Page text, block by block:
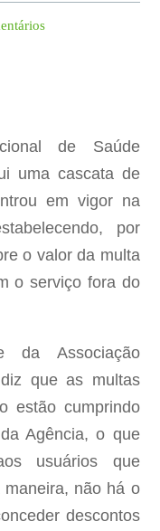
de Saúde
uma cascata de
em vigor na
por
o valor da multa
o serviço fora do
da Associação
que as multas
estão cumprindo
Agência, o que
usuários que
maneira, não há o
descontos